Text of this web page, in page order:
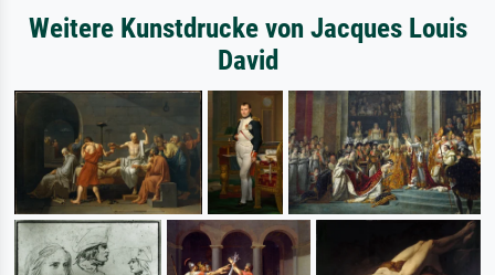
Weitere Kunstdrucke von Jacques Louis
David